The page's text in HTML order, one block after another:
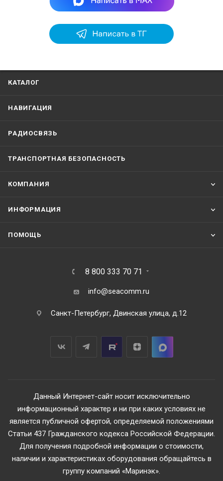
КАТАЛОГ
НАВИГАЦИЯ
РАДИОСВЯЗЬ
ТРАНСПОРТНАЯ БЕЗОПАСНОСТЬ
КОМПАНИЯ
ИНФОРМАЦИЯ
ПОМОЩЬ
8 800 333 70 71
info@seacomm.ru
Санкт-Петербург, Двинская улица, д.12
Данный Интернет-сайт носит исключительно
информационный характер и ни при каких условиях не
является публичной офертой, определяемой положениями
Статьи 437 Гражданского кодекса Российской Федерации.
Для получения подробной информации о стоимости,
наличии и характеристиках оборудования обращайтесь в
группу компаний «Маринэк».